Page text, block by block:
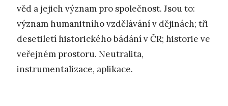
věd a jejich význam pro společnost. Jsou to:
význam humanitního vzdělávání v dějinách; tři
desetiletí historického bádání v ČR; historie ve
veřejném prostoru. Neutralita,
instrumentalizace, aplikace.